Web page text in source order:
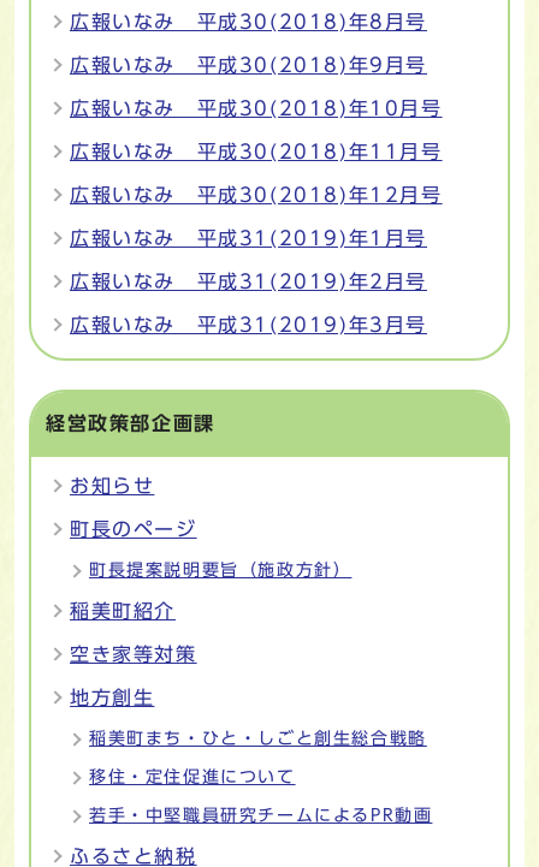
広報いなみ 平成30(2018)年8月号
広報いなみ 平成30(2018)年9月号
広報いなみ 平成30(2018)年10月号
広報いなみ 平成30(2018)年11月号
広報いなみ 平成30(2018)年12月号
広報いなみ 平成31(2019)年1月号
広報いなみ 平成31(2019)年2月号
広報いなみ 平成31(2019)年3月号
経営政策部企画課
お知らせ
町長のページ
町長提案説明要旨（施政方針）
稲美町紹介
空き家等対策
地方創生
稲美町まち・ひと・しごと創生総合戦略
移住・定住促進について
若手・中堅職員研究チームによるPR動画
ふるさと納税